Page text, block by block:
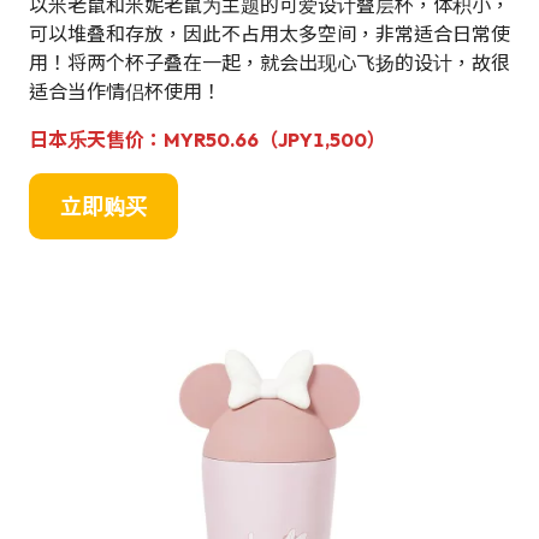
以米老鼠和米妮老鼠为主题的可爱设计叠层杯，体积小，
可以堆叠和存放，因此不占用太多空间，非常适合日常使
用！将两个杯子叠在一起，就会出现心飞扬的设计，故很
适合当作情侣杯使用！
日本乐天售价： MYR50.66 （JPY1,500）
立即购买